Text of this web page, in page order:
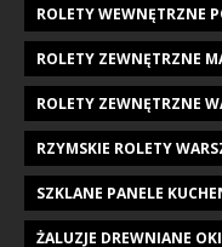
ROLETY WEWNĘTRZNE
ROLETY ZEWNĘTRZNE
ROLETY ZEWNĘTRZNE
RZYMSKIE ROLETY
SZKLANE PANELE
ŻALUZJE DREWNIANE